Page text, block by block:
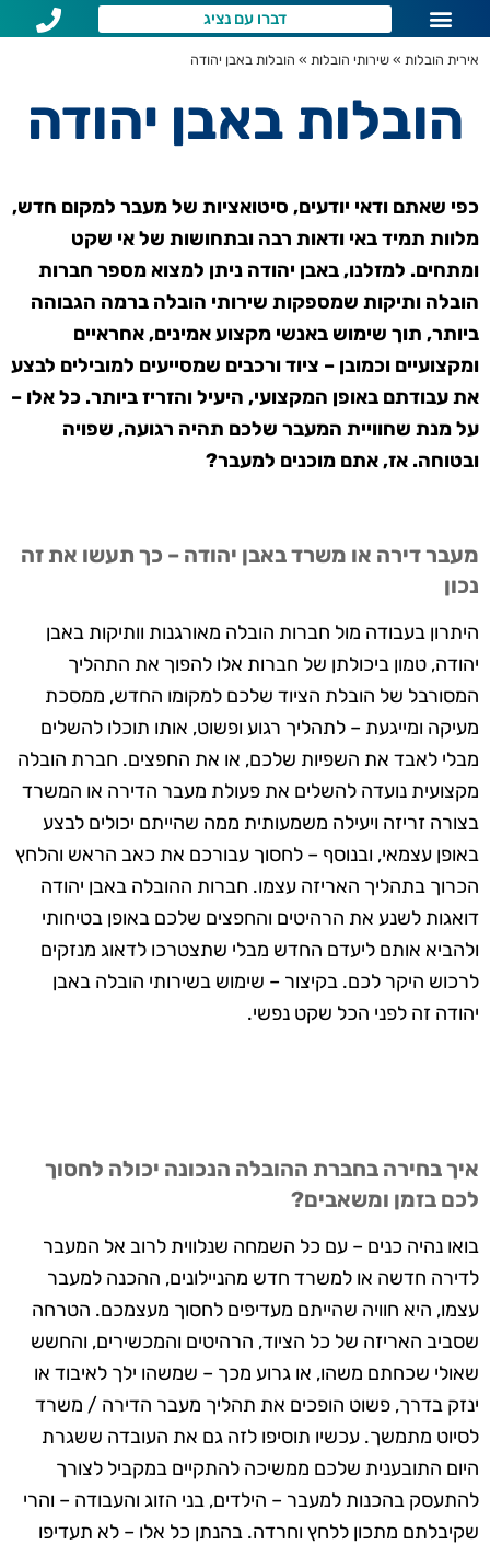
דברו עם נציג
אירית הובלות » שירותי הובלות » הובלות באבן יהודה
הובלות באבן יהודה
כפי שאתם ודאי יודעים, סיטואציות של מעבר למקום חדש,
מלוות תמיד באי ודאות רבה ובתחושות של אי שקט
ומתחים. למזלנו, באבן יהודה ניתן למצוא מספר חברות
הובלה ותיקות שמספקות שירותי הובלה ברמה הגבוהה
ביותר, תוך שימוש באנשי מקצוע אמינים, אחראיים
ומקצועיים וכמובן – ציוד ורכבים שמסייעים למובילים לבצע
את עבודתם באופן המקצועי, היעיל והזריז ביותר. כל אלו –
על מנת שחוויית המעבר שלכם תהיה רגועה, שפויה
ובטוחה. אז, אתם מוכנים למעבר?
מעבר דירה או משרד באבן יהודה – כך תעשו את זה
נכון
היתרון בעבודה מול חברות הובלה מאורגנות וותיקות באבן
יהודה, טמון ביכולתן של חברות אלו להפוך את התהליך
המסורבל של הובלת הציוד שלכם למקומו החדש, ממסכת
מעיקה ומייגעת – לתהליך רגוע ופשוט, אותו תוכלו להשלים
מבלי לאבד את השפיות שלכם, או את החפצים. חברת הובלה
מקצועית נועדה להשלים את פעולת מעבר הדירה או המשרד
בצורה זריזה ויעילה משמעותית ממה שהייתם יכולים לבצע
באופן עצמאי, ובנוסף – לחסוך עבורכם את כאב הראש והלחץ
הכרוך בתהליך האריזה עצמו. חברות ההובלה באבן יהודה
דואגות לשנע את הרהיטים והחפצים שלכם באופן בטיחותי
ולהביא אותם ליעדם החדש מבלי שתצטרכו לדאוג מנזקים
לרכוש היקר לכם. בקיצור – שימוש בשירותי הובלה באבן
יהודה זה לפני הכל שקט נפשי.
איך בחירה בחברת ההובלה הנכונה יכולה לחסוך
לכם בזמן ומשאבים?
בואו נהיה כנים – עם כל השמחה שנלווית לרוב אל המעבר
לדירה חדשה או למשרד חדש מהניילונים, ההכנה למעבר
עצמו, היא חוויה שהייתם מעדיפים לחסוך מעצמכם. הטרחה
שסביב האריזה של כל הציוד, הרהיטים והמכשירים, והחשש
שאולי שכחתם משהו, או גרוע מכך – שמשהו ילך לאיבוד או
ינזק בדרך, פשוט הופכים את תהליך מעבר הדירה / משרד
לסיוט מתמשך. עכשיו תוסיפו לזה גם את העובדה ששגרת
היום התובענית שלכם ממשיכה להתקיים במקביל לצורך
להתעסק בהכנות למעבר – הילדים, בני הזוג והעבודה – והרי
שקיבלתם מתכון ללחץ וחרדה. בהנתן כל אלו – לא תעדיפו